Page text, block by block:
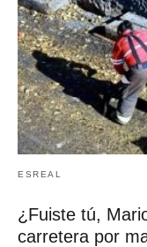
ESREAL
¿Fuiste tú,
carretera por